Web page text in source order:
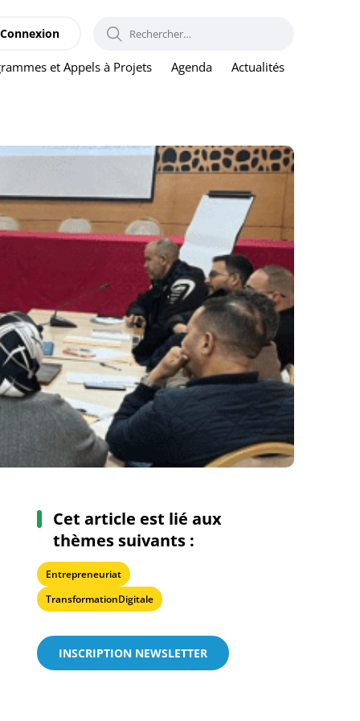
et Appels à Projets Agenda Actualités
Connexion RECHERCHER :
Cet article est lié aux
thèmes suivants :
Entrepreneuriat
TransformationDigitale
INSCRIPTION NEWSLETTER